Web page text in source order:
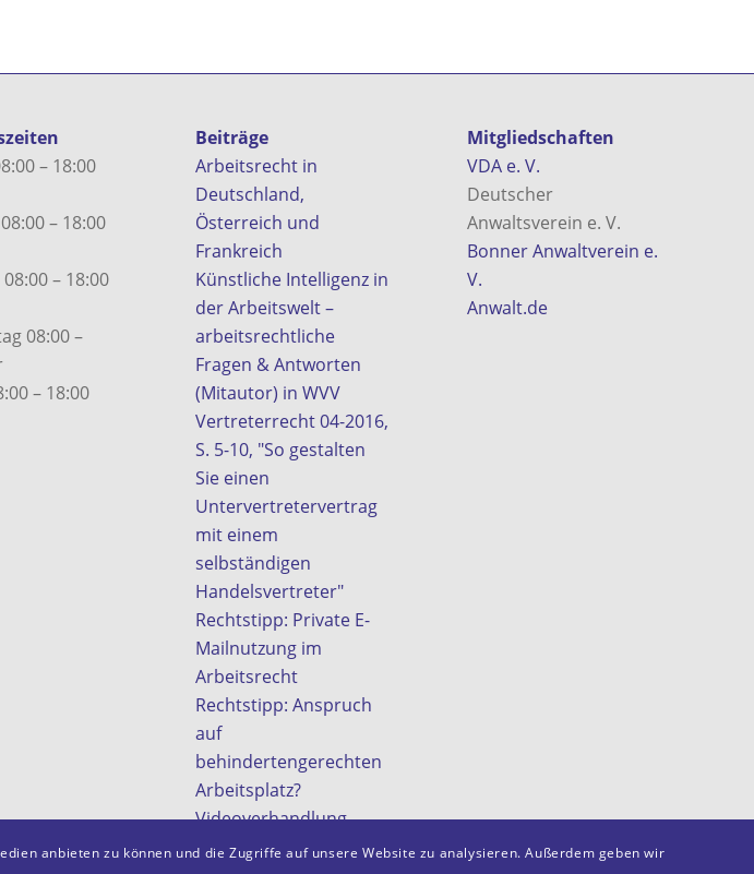
– 18:00
– 18:00
– 18:00
08:00 –
– 18:00
Beiträge
Arbeitsrecht in
Deutschland,
Österreich und
Frankreich
Künstliche Intelligenz in
der Arbeitswelt –
arbeitsrechtliche
Fragen & Antworten
(Mitautor) in WVV
Vertreterrecht 04-2016,
S. 5-10, "So gestalten
Sie einen
Untervertretervertrag
mit einem
selbständigen
Handelsvertreter"
Rechtstipp: Private E-
Mailnutzung im
Arbeitsrecht
Rechtstipp: Anspruch
auf
behindertengerechten
Arbeitsplatz?
Videoverhandlung
beim Arbeitsgericht?
Mitgliedschaften
VDA e. V.
Deutscher
Anwaltsverein e. V.
Bonner Anwaltverein e.
V.
Anwalt.de
anbieten zu können und die Zugriffe auf unsere Website zu analysieren. Außerdem geben wir